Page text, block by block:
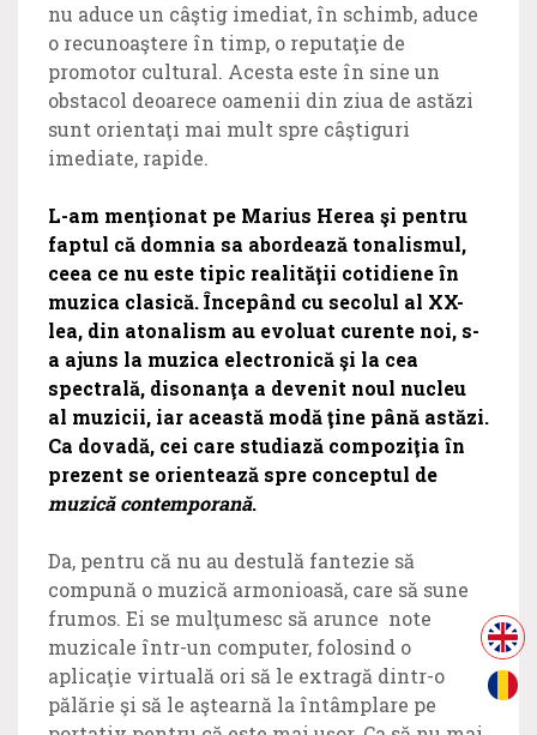
nu aduce un câştig imediat, în schimb, aduce
o recunoaştere în timp, o reputaţie de
promotor cultural. Acesta este în sine un
obstacol deoarece oamenii din ziua de astăzi
sunt orientaţi mai mult spre câştiguri
imediate, rapide.
L-am menţionat pe Marius Herea şi pentru
faptul că domnia sa abordează tonalismul,
ceea ce nu este tipic realităţii cotidiene în
muzica clasică. Începând cu secolul al XX-
lea, din atonalism au evoluat curente noi, s-
a ajuns la muzica electronică şi la cea
spectrală, disonanţa a devenit noul nucleu
al muzicii, iar această modă ţine până astăzi.
Ca dovadă, cei care studiază compoziţia în
prezent se orientează spre conceptul de
muzică contemporană.
Da, pentru că nu au destulă fantezie să
compună o muzică armonioasă, care să sune
frumos. Ei se mulţumesc să arunce note
muzicale într-un computer, folosind o
aplicaţie virtuală ori să le extragă dintr-o
pălărie şi să le aştearnă la întâmplare pe